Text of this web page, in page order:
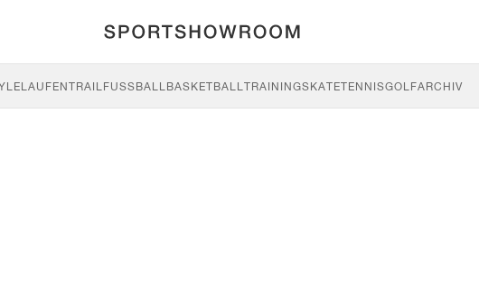
LAUFENTRAILFUSSBALL BASKETBALLTRAININGSKATETENNISGOLFARCHIV